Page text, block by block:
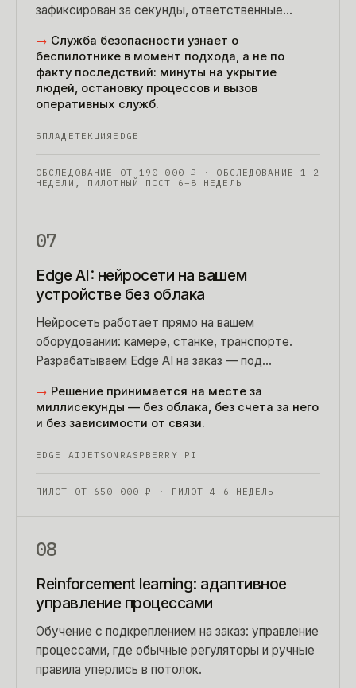
зафиксирован за секунды, ответственные
подавления и без нарушения закона.
→ Служба безопасности узнает о
беспилотнике в момент подхода, а не по
факту последствий: минуты на укрытие
людей, остановку процессов и вызов
оперативных служб.
БПЛАДЕТЕКЦИЯ EDGE
ОБСЛЕДОВАНИЕ ОТ 190 000 ₽
· ОБСЛЕДОВАНИЕ 1–2
НЕДЕЛИ, ПИЛОТНЫЙ ПОСТ 6–8 НЕДЕЛЬ
07
Edge AI: нейросети на вашем
устройстве без облака
Нейросеть работает прямо на вашем
оборудовании: камере, станке, транспорте.
Разрабатываем Edge AI на заказ — под
→ Решение принимается на месте за
миллисекунды — без облака, без счета за него
и без зависимости от связи.
EDGE AIJETSON RASPBERRY PI
ПИЛОТ ОТ 650 000 ₽ · ПИЛОТ 4–6 НЕДЕЛЬ
08
Reinforcement learning: адаптивное
управление процессами
Обучение с подкреплением на заказ: управление
процессами, где обычные регуляторы и ручные
правила уперлись в потолок.